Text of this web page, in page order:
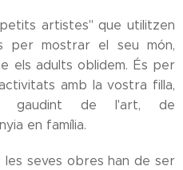
artistes" que utilitzen
per mostrar el seu món,
els adults oblidem. És per
amb la vostra filla,
gaudint de l'art, de
en família.
seves obres han de ser